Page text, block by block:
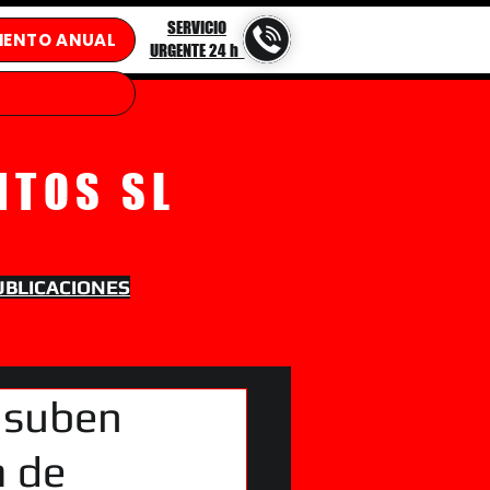
SERVICIO
URGENTE 24 h
ANUAL
SL
de